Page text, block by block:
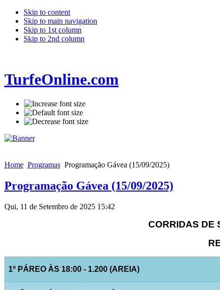
Skip to content
Skip to main navigation
Skip to 1st column
Skip to 2nd column
TurfeOnline.com
Home Programas Programação Gávea (15/09/2025)
Programação Gávea (15/09/2025)
Qui, 11 de Setembro de 2025 15:42
CORRIDAS DE
1º PÁREO ÀS 18:00 - 1.200 (AREIA)